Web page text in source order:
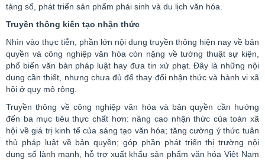
tảng số, phát triển sản phẩm phái sinh và du lịch văn hóa.
Truyền thông kiến tạo nhận thức
Nhìn vào thực tiễn, phần lớn nội dung truyền thông hiện nay về bản
quyền và công nghiệp văn hóa còn nặng về tường thuật sự kiện,
phổ biến văn bản pháp luật hay đưa tin xử phạt. Đây là những nội
dung cần thiết, nhưng chưa đủ để thay đổi nhận thức và hành vi xã
hội ở quy mô rộng.
Truyền thông về công nghiệp văn hóa và bản quyền cần hướng
đến ba mục tiêu thực chất hơn: nâng cao nhận thức của toàn xã
hội về giá trị kinh tế của sáng tạo văn hóa; tăng cường ý thức tuân
thủ pháp luật về bản quyền; góp phần phát triển thị trường nội
dung số lành mạnh, hỗ trợ xuất khẩu sản phẩm văn hóa Việt Nam